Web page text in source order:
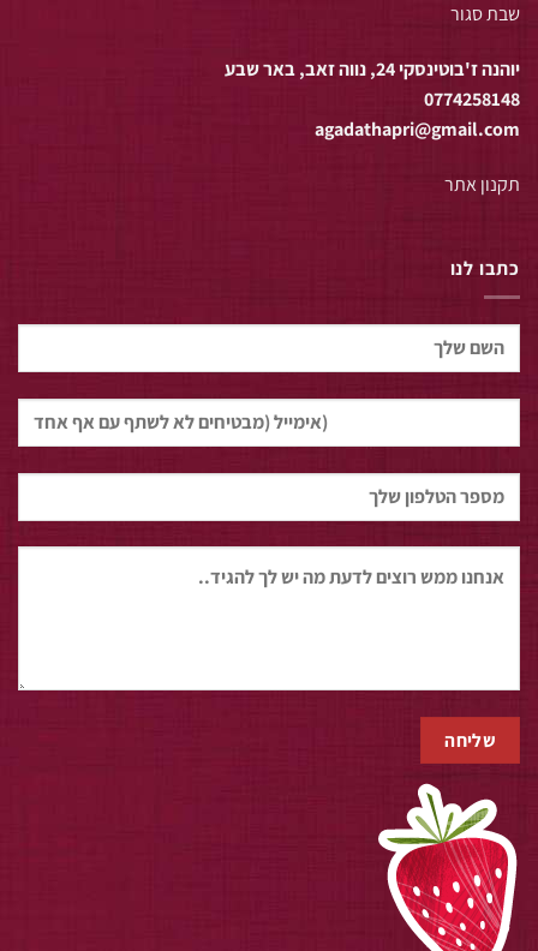
שבת סגור
יוהנה ז'בוטינסקי 24, נווה זאב, באר שבע
0774258148
agadathapri@gmail.com
תקנון אתר
כתבו לנו